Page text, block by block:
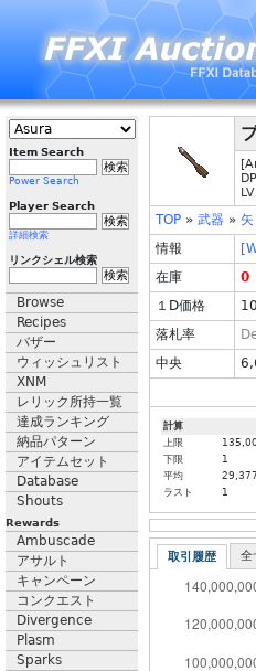
Item Search
Power Search
Player Search
詳細検索
リンクシェル検索
Browse
Recipes
バザー
ウィッシュリスト
XNM
レリック所持一覧
達成ランキング
納品パターン
アイテムセット
Database
Shouts
Rewards
Ambuscade
アサルト
キャンペーン
コンクエスト
Divergence
Plasm
Sparks
TOP » 武器 »
情報
在庫
0
１D価格
落札率
中央
計算
上限
下限
1
平均
ラスト
1
取引履歴 全